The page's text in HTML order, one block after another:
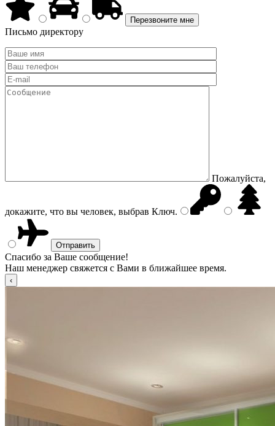
Письмо директору
Пожалуйста,
докажите, что вы человек, выбрав Ключ.
Спасибо за Ваше сообщение!
Наш менеджер свяжется с Вами в ближайшее время.